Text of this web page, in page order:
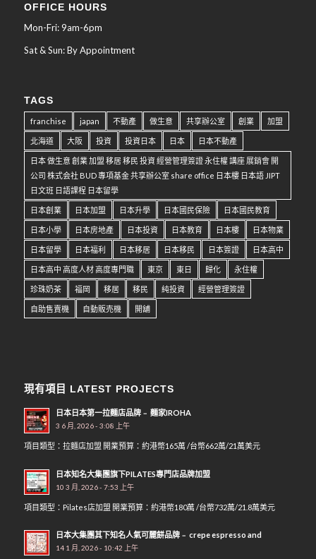
OFFICE HOURS
Mon-Fri: 9am-6pm
Sat & Sun: By Appointment
TAGS
franchise japan 不動產 做生意 共享辦公室 創業 加盟
北海道 大阪 投資 投資日本 日本 日本不動產
日本 做生意 創業 加盟 移居 移民 投資 經營管理簽證 永住權 講座 展銷會 開
公司 株式会社 BUD 專項基金 共享辦公室 share office 日本樓 日本語 JIPT
日文班 日語課程 日本留學
日本創業 日本加盟 日本升學 日本國民保險 日本國民教育
日本小學 日本房地產 日本投資 日本教育 日本樓 日本物業
日本留學 日本福利 日本移居 日本移民 日本簽證 日本高中
日本高中 高度人材 高度專門職 東京 東日 歸化 永住權
珍珠奶茶 福岡 移居 移民 純投資 經營管理簽證
自助售賣機 自動販売機 開舖
現有項目 LATEST PROJECTS
日本日本第一拉麵店品牌﹣ 麵家IROHA
3 6 月, 2026 - 3:08 上午
項目類型：拉麵店加盟 開業預算：約港幣165萬 /台幣662萬/21萬美元
日本知名大集團旗下PILATES專門店品牌加盟
10 3 月, 2026 - 7:53 上午
項目類型：Pilates店加盟 開業預算：約港幣180萬 /台幣732萬/21.8萬美元
日本大集團其下知名人氣可麗餅品牌﹣ crepe espresso and
14 1 月, 2026 - 10:42 上午